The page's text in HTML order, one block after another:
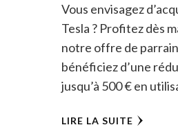
Vous envisagez
Tesla ? Profitez dès
notre offre de
bénéficiez d’une
jusqu’à 500 € en
LIRE LA SUITE